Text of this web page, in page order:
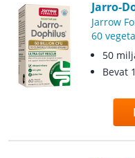
Jarro-
Jarrow
60
50
Bevat